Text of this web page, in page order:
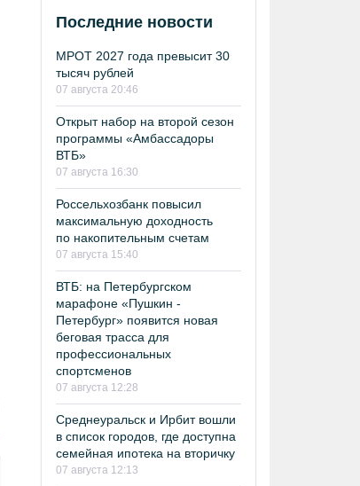
Последние новости
МРОТ 2027 года превысит 30
тысяч рублей
07 августа 20:46
Открыт набор на второй сезон
программы «Амбассадоры
ВТБ»
07 августа 16:30
Россельхозбанк повысил
максимальную доходность
по накопительным счетам
07 августа 15:40
ВТБ: на Петербургском
марафоне «Пушкин -
Петербург» появится новая
беговая трасса для
профессиональных
спортсменов
07 августа 12:28
Среднеуральск и Ирбит вошли
в список городов, где доступна
семейная ипотека на вторичку
07 августа 12:13